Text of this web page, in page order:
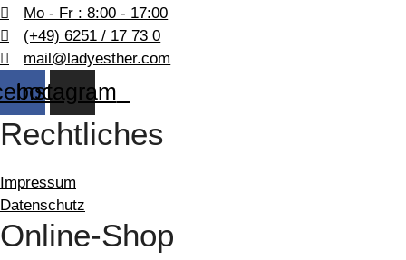
Mo - Fr : 8:00 - 17:00
(+49) 6251 / 17 73 0
mail@ladyesther.com
Instagram
Rechtliches
Impressum
Datenschutz
Online-Shop